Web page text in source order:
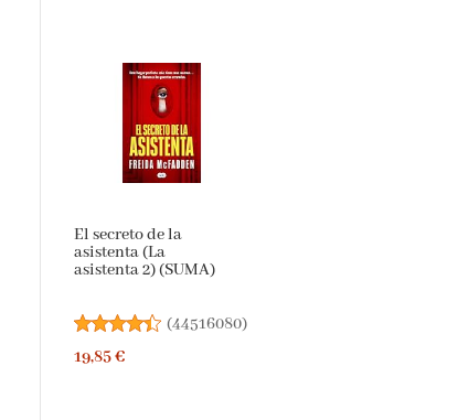
El secreto de la
asistenta (La
asistenta 2) (SUMA)
(44516080)
19,85 €